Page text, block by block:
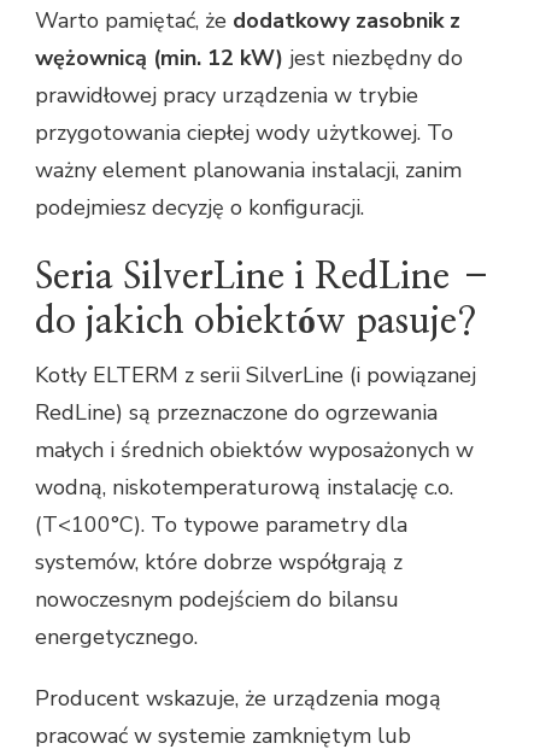
Warto pamiętać, że dodatkowy zasobnik z
wężownicą (min. 12 kW) jest niezbędny do
prawidłowej pracy urządzenia w trybie
przygotowania ciepłej wody użytkowej. To
ważny element planowania instalacji, zanim
podejmiesz decyzję o konfiguracji.
Seria SilverLine i RedLine –
do jakich obiektów pasuje?
Kotły ELTERM z serii SilverLine (i powiązanej
RedLine) są przeznaczone do ogrzewania
małych i średnich obiektów wyposażonych w
wodną, niskotemperaturową instalację c.o.
(T<100°C). To typowe parametry dla
systemów, które dobrze współgrają z
nowoczesnym podejściem do bilansu
energetycznego.
Producent wskazuje, że urządzenia mogą
pracować w systemie zamkniętym lub